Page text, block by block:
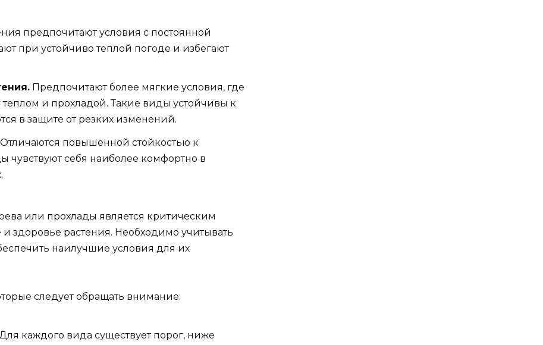
предпочитают условия с постоянной
при устойчиво теплой погоде и избегают
Предпочитают более мягкие условия, где
и прохладой. Такие виды устойчивы к
в защите от резких изменений.
Отличаются повышенной стойкостью к
чувствуют себя наиболее комфортно в
или прохлады является критическим
здоровье растения. Необходимо учитывать
наилучшие условия для их
следует обращать внимание:
каждого вида существует порог, ниже